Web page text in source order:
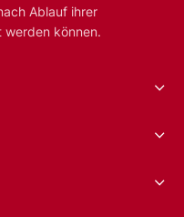
Ablauf ihrer
können.